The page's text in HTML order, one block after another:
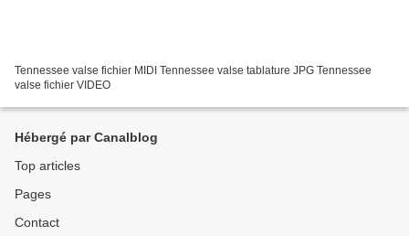
Tennessee valse fichier MIDI Tennessee valse tablature JPG Tennessee
valse fichier VIDEO
Hébergé par Canalblog
Top articles
Pages
Contact